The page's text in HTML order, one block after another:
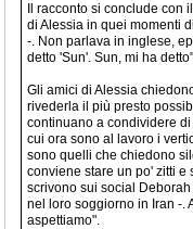
Il racconto si conclude
di Alessia in quei momenti
-. Non parlava in inglese,
detto 'Sun'. Sun, mi ha
Gli amici di Alessia
rivederla il più presto
continuano a condividere
cui ora sono al lavoro i
sono quelli che chiedono
conviene stare un po' zitti
scrivono sui social
nel loro soggiorno in Iran -.
aspettiamo".